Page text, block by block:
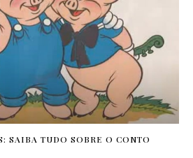
SAIBA TUDO SOBRE O CONTO